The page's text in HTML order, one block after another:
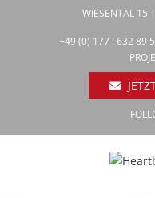
WIESENTAL 15
+49 (0) 177 . 632 89